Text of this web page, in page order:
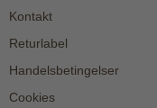
Kontakt
Returlabel
Handelsbetingelser
Cookies